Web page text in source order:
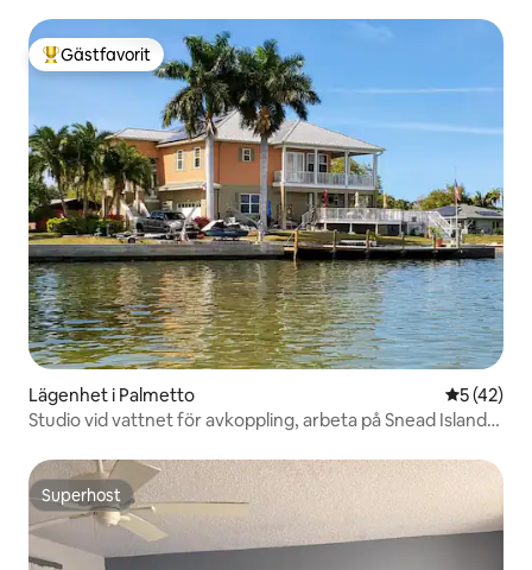
Populär gästfavorit
Gästfavorit
Lägenhet i Palmetto 5 av 5 i
5 (42)
Studio vid vattnet för avkoppling, arbeta på Snead Island,
Superhost
Superhost